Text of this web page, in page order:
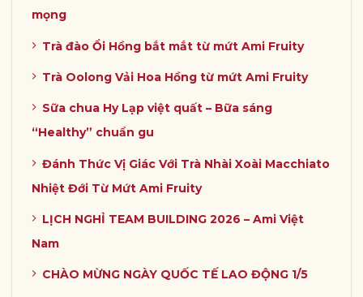
mọng
Trà đào Ổi Hồng bắt mắt từ mứt Ami Fruity
Trà Oolong Vải Hoa Hồng từ mứt Ami Fruity
Sữa chua Hy Lạp việt quất – Bữa sáng
“Healthy” chuẩn gu
Đánh Thức Vị Giác Với Trà Nhài Xoài Macchiato
Nhiệt Đới Từ Mứt Ami Fruity
LỊCH NGHỈ TEAM BUILDING 2026 – Ami Việt
Nam
CHÀO MỪNG NGÀY QUỐC TẾ LAO ĐỘNG 1/5